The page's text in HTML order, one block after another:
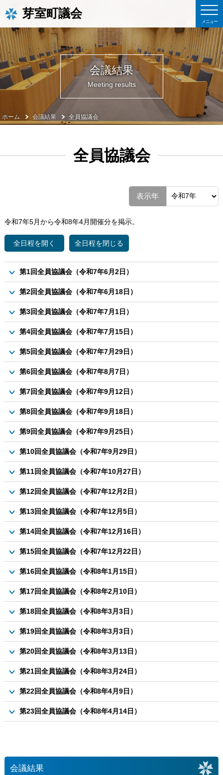
芽室町議会
会議結果
Meeting results
ホーム 会議結果 全員協議会
全員協議会
表示年
令和7年5月から令和8年4月開催分を掲示。
第1回全員協議会（令和7年6月2日）
議案
資料1 R7活性化計画主要事業案について
資料2 議会サポーターの委嘱について
資料3-1 議員定数と報酬の見直しについて
資料3-2 議員間討議の実施要領案について
資料3-4 議員間討議のまとめ②報酬（R6.12.20）
資料4-1 議会報告と町民との意見交換会開催要領案について
資料4-2 （別紙）検討スケジュール
第2回全員協議会（令和7年6月18日）
議案
資料1 第1回議会モニター会議の総括案について
資料2 議員研修（7月）開催案について
資料2-2 （参考資料）研修全体行程表
資料3 議員定数と報酬の見直しについて
第3回全員協議会（令和7年7月1日）
議案
資料1 令和6年度議会白書について
資料2 議会費補正予算案について
資料3 R7白樺高校との包括連携協定事業案について
資料4 R7芽室高校との意見交換会実施要領案について
第4回全員協議会（令和7年7月15日）
議案
資料1 議員研修（７月）開催案について
資料2 議会報告と町民との意見交換会総括案について
資料3 議員定数と報酬の見直し（原案）策定に向けてのプロセ
ス案について
第5回全員協議会（令和7年7月29日）
議案
資料1 第1回議会モニター会議の意見の取扱いについて
資料2 議員定数と報酬の見直し（原案）について（議員間討
議）
第6回全員協議会（令和7年8月7日）
議案
資料1 議会費補正予算案（9月定例会議）について
資料2 令和6年度議会費決算について
資料3 令和7年度議会活性化計画書案について
資料4 「議員定数と報酬の見直し（原案）」の策定に向けた取
組事項について
第7回全員協議会（令和7年9月12日）
議案
資料1 議会報告と町民との意見交換会開催要領案について
資料2 第2回議会モニター会議開催要領案について
当日資料3-1 議員間討議の手順について
当日資料3-2 参考資料①＜全員協議会（R6.8.1）＞
当日資料3-4 参考資料③＜全員協議会（R7.7.15）＞
当日資料3-5 参考資料④＜全員協議会（R7.8.7）＞
第8回全員協議会（令和7年9月18日）
議案
資料1 議員定数と報酬の見直し（原案）について
第9回全員協議会（令和7年9月25日）
議案
第10回全員協議会（令和7年9月29日）
議案
資料1-1 R7白樺（3学年）包括連携協定事業案について
資料1-2 白樺学グループワーク資料（2025）
資料2 R7芽室高校との意見交換会実施要領案について
資料3 議員定数と報酬の見直し（原案）について
第11回全員協議会（令和7年10月27日）
議案
資料1-1 第2回モニター会議開催要領案について
資料1-2 第2回モニター会議資料（グループ編成）
第12回全員協議会（令和7年12月2日）
議案
資料1 議会報告と町民との意見交換会総括案について
資料2 第2回議会モニター会議総括案について
資料3 芽室高校との意見交換会実施要領案について
その他資料1 令和8年定例会日程（案）
第13回全員協議会（令和7年12月5日）
議案
資料1 R7白樺（3学年）包括連携協定事業総括案について
資料2 議員定数と報酬の見直し原案（答申書案）について
第14回全員協議会（令和7年12月16日）
議案
資料1 議会基本条例の点検・検証（自己評価）の実施について
当日資料2 議員定数と報酬の見直し原案（答申書案）について
第15回全員協議会（令和7年12月22日）
議案
資料1 R7白樺（1学年）包括連携協定事業実施要領案について
資料2 R8議員研修計画案について
資料3-1 例規等の改正案について
資料3-2 （参考資料）新旧対照表
第16回全員協議会（令和8年1月15日）
議案
資料1 第2回議会モニター会議の意見の取扱いについて
資料2 第3回議会モニター会議開催要領案について
第17回全員協議会（令和8年2月10日）
議案
資料1 議会改革諮問会議からの答申について
資料2 芽室高校との意見交換会総括案について
資料4-1 令和８年度議会費予算案について
資料5 議会基本条例の点検・検証（自己評価）の実施について
第18回全員協議会（令和8年3月3日）
議案
第19回全員協議会（令和8年3月3日）
議案
資料1-1 議員定数と報酬の見直しについて
資料1-2 参考資料（2025.7.15）
資料2 白樺高校（1学年）包括連携協定事業総括（案）につい
て
第20回全員協議会（令和8年3月13日）
議案
資料1 R7議会費補正予算案について
資料2 R8議会モニターの委嘱について
第21回全員協議会（令和8年3月24日）
議案
資料1 議会基本条例の点検結果（集計表）について
資料2 議会基本条例の改正概要案（5月提案）について
第22回全員協議会（令和8年4月9日）
議案
資料1 R7芽室町議会活性化計画評価案について
資料3-2 （参考資料）全体概要案
第23回全員協議会（令和8年4月14日）
資料2-1 第5期芽室町総合計画の検証について
資料2-2 （参考資料）第6期総合計画策定スケジュール
会議結果